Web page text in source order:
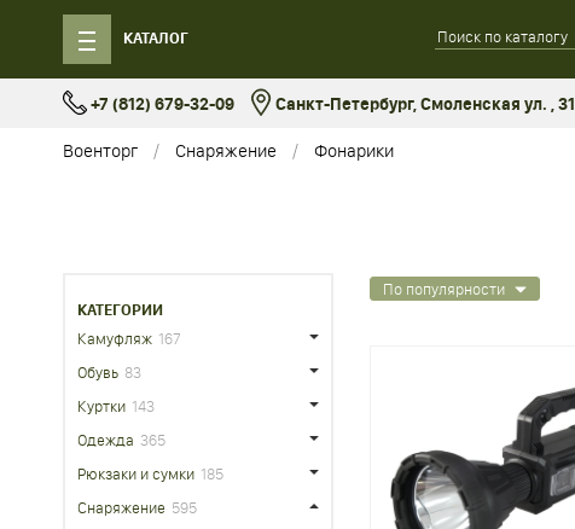
КАТАЛОГ
+7 (812) 679-32-09 Санкт-Петербург, Смоленская ул. , 31
Военторг Снаряжение Фонарики
КАТЕГОРИИ
Камуфляж 167
Обувь 83
Куртки 143
Одежда 365
Рюкзаки и сумки 185
Снаряжение 595
По популярности